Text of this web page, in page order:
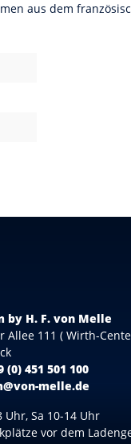
aus dem
by H. F. von Melle
Allee 111 ( Wirth-
(0) 451 501 100
melle.de
Uhr, Sa 10-14 Uhr
vor dem